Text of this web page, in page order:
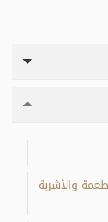
والأشربة